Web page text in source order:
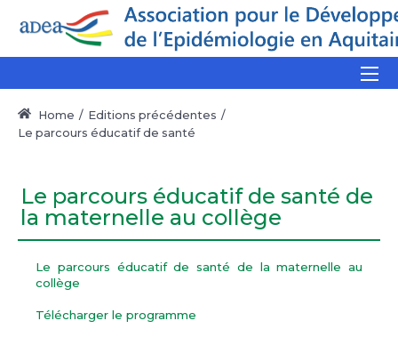
Home
Editions précédentes
Le parcours éducatif de santé
Le parcours éducatif de santé de
la maternelle au collège
Le parcours éducatif de santé de la maternelle au
collège
Télécharger le programme